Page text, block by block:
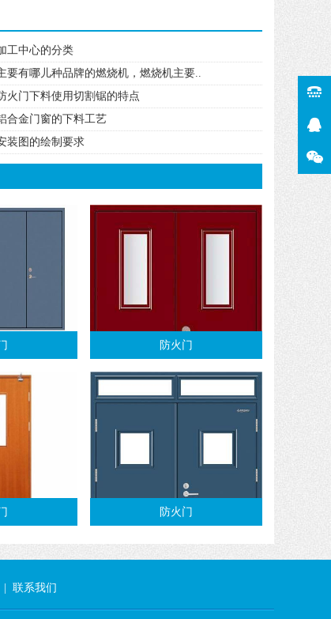
工中心的分类
要有哪儿种品牌的燃烧机，燃烧机主要..
火门下料使用切割锯的特点
合金门窗的下料工艺
装图的绘制要求
防火门
防火门
联系我们